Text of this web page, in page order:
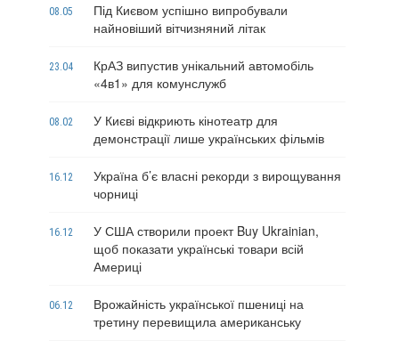
08.05
Під Києвом успішно випробували
найновіший вітчизняний літак
23.04
КрАЗ випустив унікальний автомобіль
«4в1» для комунслужб
08.02
У Києві відкриють кінотеатр для
демонстрації лише українських фільмів
16.12
Україна б’є власні рекорди з вирощування
чорниці
16.12
У США створили проект Buy Ukrainian,
щоб показати українські товари всій
Америці
06.12
Врожайність української пшениці на
третину перевищила американську